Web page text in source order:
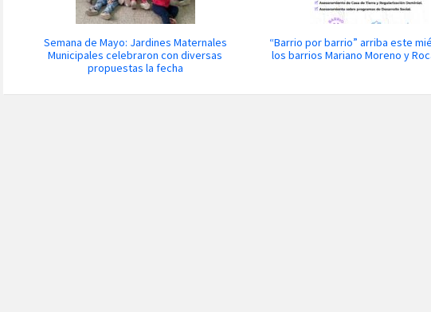
Semana de Mayo: Jardines Maternales
Municipales celebraron con diversas
propuestas la fecha
“Barrio por barrio” arriba este
los barrios Mariano Moreno y